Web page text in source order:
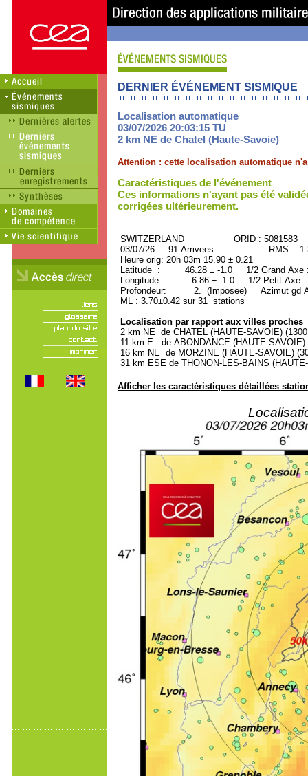
DERNIER ÉVÉNEMENT SISMIQUE
Localisation automatique
03/07/2026 20:03:15 TU
2 km NE de Chatel (Haute-Savoie)
Attention : cette localisation automatique
Caractéristiques de l'événement
Ces informations n'ayant pas été
corrigées ultérieurement.
SWITZERLAND ORID : 5081583
03/07/26 91 Arrivees RMS :
Heure orig: 20h 03m 15.90 ± 0.21
Latitude : 46.28 ± -1.0 1/2 Grand
Longitude : 6.86 ± -1.0 1/2 Petit Axe
Profondeur: 2. (Imposee) Azimut gd
ML : 3.70±0.42 sur 31 stations
Localisation par rapport aux villes proches
2 km NE de CHATEL (HAUTE-SAVOIE)
11 km E de ABONDANCE (HAUTE-SAVOIE)
16 km NE de MORZINE (HAUTE-SAVOIE)
31 km ESE de THONON-LES-BAINS
Afficher les caractéristiques détaillées